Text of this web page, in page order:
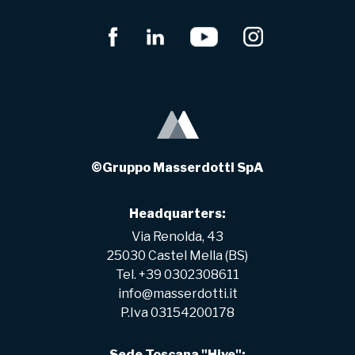
©Gruppo Masserdotti SpA
Headquarters:
Via Renolda, 43
25030 Castel Mella (BS)
Tel. +39 0302308611
info@masserdotti.it
P.Iva 03154200178